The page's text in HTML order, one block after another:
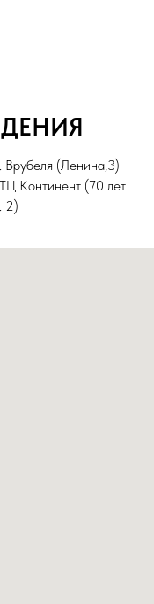
(Ленина,3)
Континент (70 лет
2)